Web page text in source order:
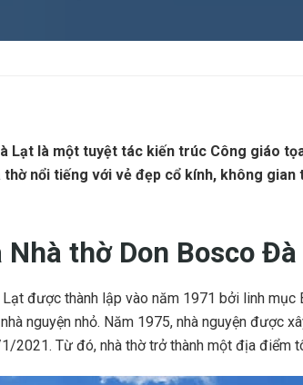
Lạt là một tuyệt tác kiến trúc Công giáo
thờ nổi tiếng với vẻ đẹp cổ kính, không
Nhà thờ Don Bosco
được thành lập vào năm 1971 bởi linh mục
nguyện nhỏ. Năm 1975, nhà nguyện được
2021. Từ đó, nhà thờ trở thành một địa điểm